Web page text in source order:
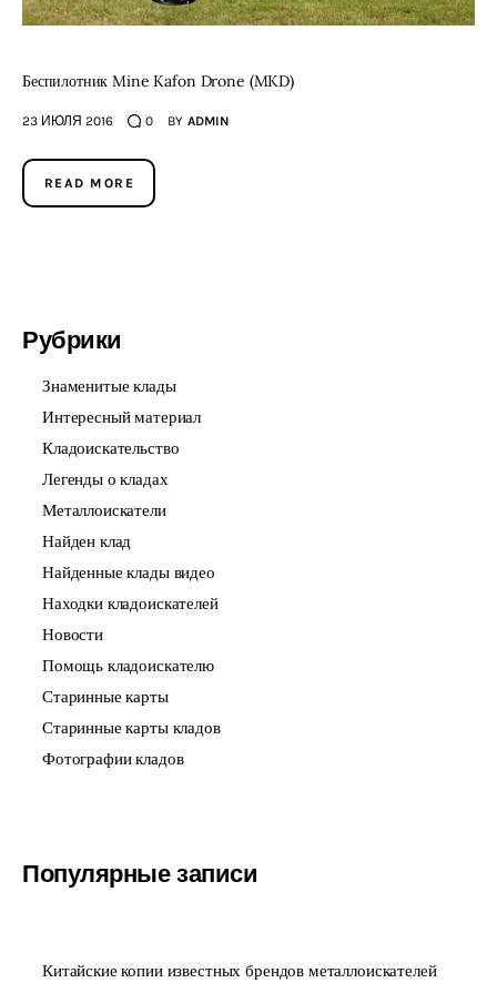
Беспилотник Mine Kafon Drone (MKD)
23 ИЮЛЯ 2016 0 BY ADMIN
READ MORE
Рубрики
Знаменитые клады
Интересный материал
Кладоискательство
Легенды о кладах
Металлоискатели
Найден клад
Найденные клады видео
Находки кладоискателей
Новости
Помощь кладоискателю
Старинные карты
Старинные карты кладов
Фотографии кладов
Популярные записи
Китайские копии известных брендов металлоискателей